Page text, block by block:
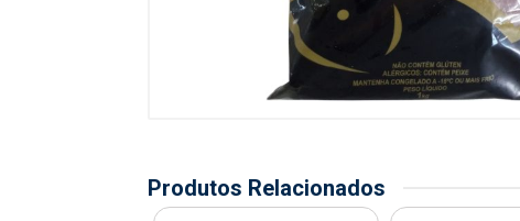
Produtos Relacionados